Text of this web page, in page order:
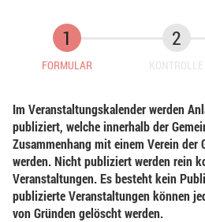
FORMULAR KONTROLLE
Im Veranstaltungskalender werden
publiziert, welche innerhalb der
Zusammenhang mit einem Verein der
werden. Nicht publiziert werden rein
Veranstaltungen. Es besteht kein
publizierte Veranstaltungen können
von Gründen gelöscht werden.